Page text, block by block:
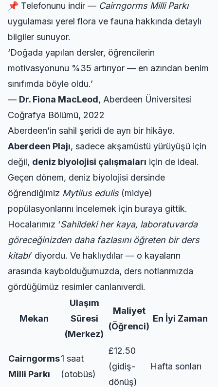
📌 Telefonunu indir — Cairngorms Milli Parkı
uygulaması yerel flora ve fauna hakkında detaylı
bilgiler sunuyor.
‘Doğada yapılan dersler, öğrencilerin
motivasyonunu %35 artırıyor — en azından benim
sınıfımda böyle oldu.’
— Dr. Fiona MacLeod, Aberdeen Üniversitesi
Coğrafya Bölümü, 2022
Aberdeen’in sahil şeridi de ayrı bir hikâye.
Aberdeen Plajı, sadece akşamüstü yürüyüşü için
değil, deniz biyolojisi çalışmaları için de ideal.
Geçen dönem, deniz biyolojisi dersinde
öğrendiğimiz Mytilus edulis(midye)
popülasyonlarını incelemek için buraya gittik.
Hocalarımız ‘Sahildeki her kaya, laboratuvarda
göreceğinizden daha fazlasını öğreten bir ders
kitabı’ diyordu. Ve haklıydılar — o kayaların
arasında kaybolduğumuzda, ders notlarımızda
gördüğümüz resimler canlanıverdi.
Mekan
Ulaşım
Süresi
(Merkez)
Maliyet
(Öğrenci)
En İyi Zaman
Cairngorms
Milli Parkı
1 saat
(otobüs)
£12.50
(gidiş-
dönüş)
Hafta sonları